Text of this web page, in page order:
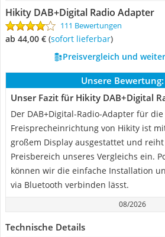
Hikity DAB+Digital Radio Adapter
111 Bewertungen
ab 44,00 € ( Sofort lieferbar)
Preisvergleich und
Unsere Bewertung:
Unser Fazit für Hikity DAB+Digital
Der DAB+Digital-Radio-Adapter für
Freisprecheinrichtung von Hikity ist
großem Display ausgestattet und
Preisbereich unseres Vergleichs ein.
können wir die einfache Installation
via Bluetooth verbinden lässt.
08/2026
Technische Details